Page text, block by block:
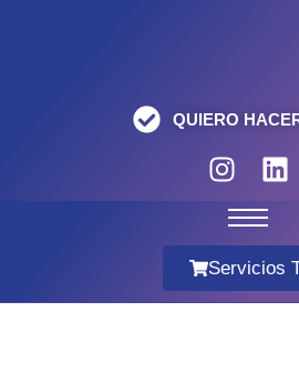
QUIERO
Servicios